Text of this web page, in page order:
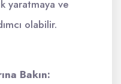
yaratmaya ve
olabilir.
Bakın: